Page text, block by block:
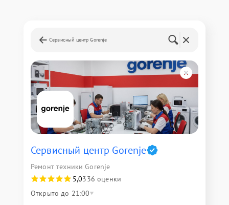
Сервисный центр Gorenje
Сервисный центр Gorenje
Ремонт техники Gorenje
5,0336 оценки
Открыто до 21:00